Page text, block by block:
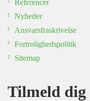
Referencer
Nyheder
Ansvarsfraskrivelse
Fortrolighedspolitik
Sitemap
Tilmeld dig